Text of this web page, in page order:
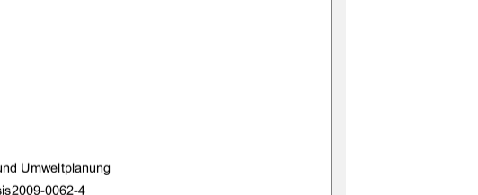
Umweltplanung
2009-0062-4